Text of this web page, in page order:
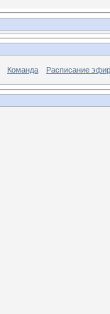
Команда Расписание